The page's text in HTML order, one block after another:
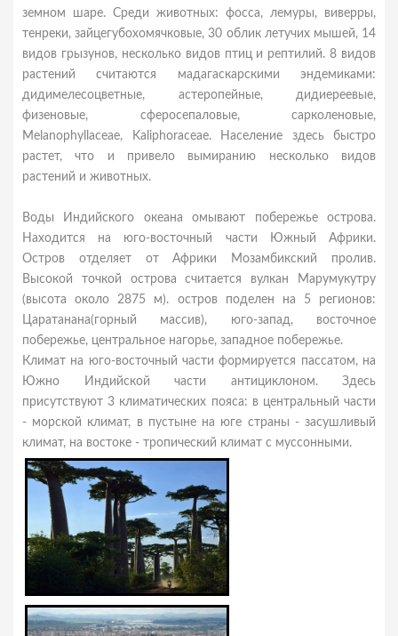
земном шаре. Среди животных: фосса, лемуры, виверры,
тенреки, зайцегубохомячковые, 30 облик летучих мышей, 14
видов грызунов, несколько видов птиц и рептилий. 8 видов
растений считаются мадагаскарскими эндемиками:
дидимелесоцветные, астеропейные, дидиереевые,
физеновые, сферосепаловые, сарколеновые,
Melanophyllaceae, Kaliphoraceae. Население здесь быстро
растет, что и привело вымиранию несколько видов
растений и животных.
Воды Индийского океана омывают побережье острова.
Находится на юго-восточный части Южный Африки.
Остров отделяет от Африки Мозамбикский пролив.
Высокой точкой острова считается вулкан Марумукутру
(высота около 2875 м). остров поделен на 5 регионов:
Царатанана(горный массив), юго-запад, восточное
побережье, центральное нагорье, западное побережье.
Климат на юго-восточный части формируется пассатом, на
Южно Индийской части антициклоном. Здесь
присутствуют 3 климатических пояса: в центральный части
- морской климат, в пустыне на юге страны - засушливый
климат, на востоке - тропический климат с муссонными.